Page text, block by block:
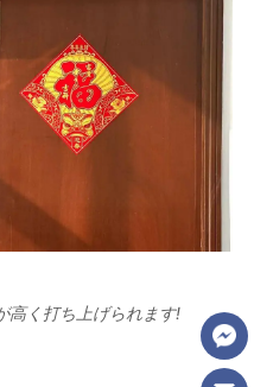
高く打ち上げられます!